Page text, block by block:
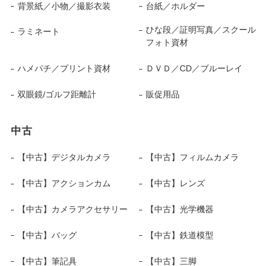
背景紙／小物／撮影衣装 台紙／ホルダー
ラミネート
ひな段／証明写真／スクール
フォト資材
ハメパチ／プリント資材 ＤＶＤ／CD／ブルーレイ
双眼鏡/ゴルフ距離計 販促用品
中古
【中古】デジタルカメラ 【中古】フィルムカメラ
【中古】アクションカム 【中古】レンズ
【中古】カメラアクセサリー 【中古】光学機器
【中古】バッグ 【中古】鉄道模型
【中古】筆記具 【中古】三脚